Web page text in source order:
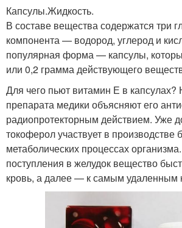
Капсулы.Жидкость.
В составе вещества содержатся три
компонента — водород, углерод и
популярная форма — капсулы,
или 0,2 грамма действующего
Для чего пьют витамин Е в капсулах?
препарата медики объясняют его
радиопротекторным действием. Уже
токоферол участвует в производстве
метаболических процессах
поступления в желудок вещество
кровь, а далее — к самым удаленным